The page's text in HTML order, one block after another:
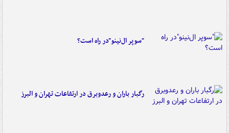
"سوپر ال‌نینو"در راه است؟
رگبار باران و رعدوبرق در ارتفاعات تهران و البرز